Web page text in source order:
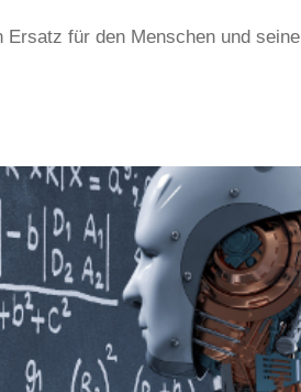
für den Menschen und seine